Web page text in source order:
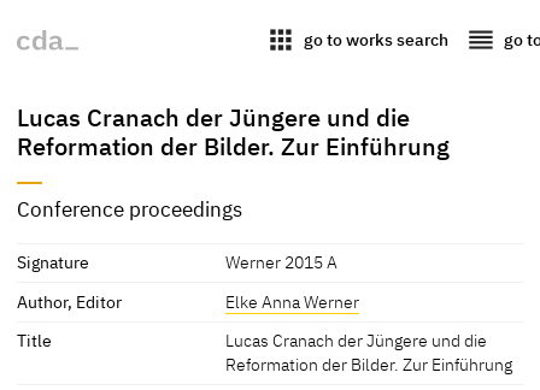
apps go to works search reorder go
Lucas Cranach der Jüngere und die
Reformation der Bilder. Zur Einführung
Conference proceedings
Signature
Werner 2015 A
Author, Editor
Elke Anna Werner
Title
Lucas Cranach der Jüngere und die
Reformation der Bilder. Zur Einführung